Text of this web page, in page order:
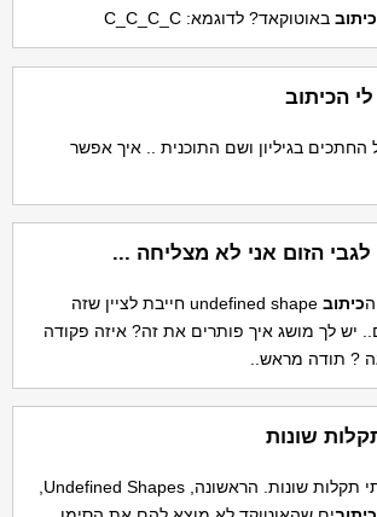
כיתוב באוטוקאד? לדוגמא: C_C_C_C
הכיתוב
בגיליון ושם התוכנית .. איך אפשר
הזום אני לא מצליחה ...
כיתוב
undefined shape חייבת לציין שזה
יש לך מושג איך פותרים את זה? איזה פקודה
? תודה מראש..
שונות
...ה לי שמדובר בשתי תקלות שונות. הראשונה, Undefined Shapes,